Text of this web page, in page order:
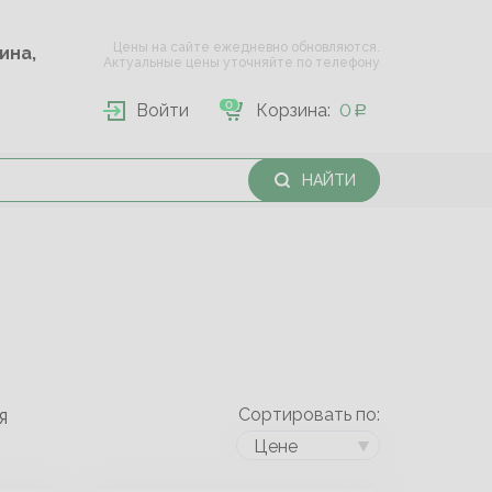
Цены на сайте ежедневно обновляются.
Актуальные цены уточняйте по телефону
Войти Корзина: 0
0
НАЙТИ
Я
Сортировать по:
Цене